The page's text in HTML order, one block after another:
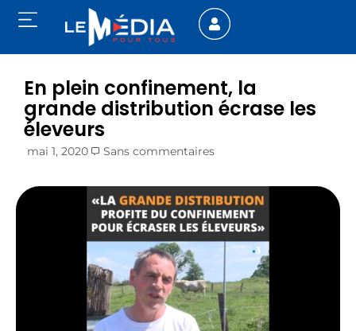
En plein confinement, la
grande distribution écrase les
éleveurs
mai 1, 2020 Sans commentaires